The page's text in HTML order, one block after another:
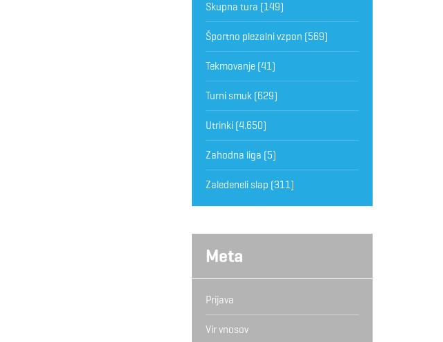
Skupna tura (149)
Športno plezalni vzpon (569)
Tekmovanje(41)
Turni smuk(629)
Utrinki(4.650)
Zahodna liga (5)
Zaledeneli slap (311)
Meta
Prijava
Vir vnosov